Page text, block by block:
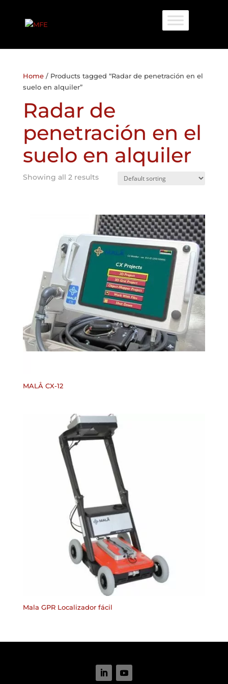
Home/ Products tagged “Radar de penetración en el
suelo en alquiler”
Radar de
penetración en el
suelo en alquiler
Showing all 2 results
MALÅ CX-12
Mala GPR Localizador fácil